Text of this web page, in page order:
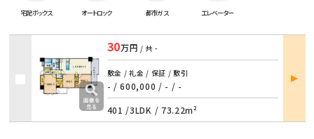
宅配ボックス オートロック 都市ガス エレベーター
30万円 / 共 -
敷金 / 礼金 / 保証 / 敷引
- / 600,000 / - / -
401 /3LDK / 73.22m²
部屋
詳細